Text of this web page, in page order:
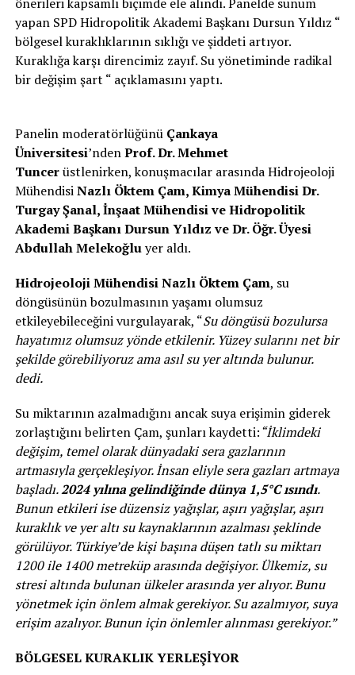
yapan SPD Hidropolitik Akademi Başkanı Dursun Yıldız “
bölgesel kuraklıklarının sıklığı ve şiddeti artıyor.
Kuraklığa karşı direncimiz zayıf. Su yönetiminde radikal
bir değişim şart “ açıklamasını yaptı.
Panelin moderatörlüğünüÇankaya
Üniversitesi’ndenProf. Dr. Mehmet
Tuncerüstlenirken, konuşmacılar arasında Hidrojeoloji
MühendisiNazlı Öktem Çam, Kimya Mühendisi Dr.
Turgay Şanal, İnşaat Mühendisi ve Hidropolitik
Akademi Başkanı Dursun Yıldız ve Dr. Öğr. Üyesi
Abdullah Melekoğluyer aldı.
Hidrojeoloji Mühendisi Nazlı Öktem Çam, su
döngüsünün bozulmasının yaşamı olumsuz
etkileyebileceğini vurgulayarak, “Su döngüsü bozulursa
hayatımız olumsuz yönde etkilenir. Yüzey sularını net bir
şekilde görebiliyoruz ama asıl su yer altında bulunur.
dedi.
Su miktarının azalmadığını ancak suya erişimin giderek
zorlaştığını belirten Çam, şunları kaydetti:“İklimdeki
değişim, temel olarak dünyadaki sera gazlarının
artmasıyla gerçekleşiyor. İnsan eliyle sera gazları artmaya
başladı.2024 yılına gelindiğinde dünya 1,5°C ısındı.
Bunun etkileri ise düzensiz yağışlar, aşırı yağışlar, aşırı
kuraklık ve yer altı su kaynaklarının azalması şeklinde
görülüyor. Türkiye’de kişi başına düşen tatlı su miktarı
1200 ile 1400 metreküp arasında değişiyor. Ülkemiz, su
stresi altında bulunan ülkeler arasında yer alıyor. Bunu
yönetmek için önlem almak gerekiyor. Su azalmıyor, suya
erişim azalıyor. Bunun için önlemler alınması gerekiyor.”
BÖLGESEL KURAKLIK YERLEŞİYOR